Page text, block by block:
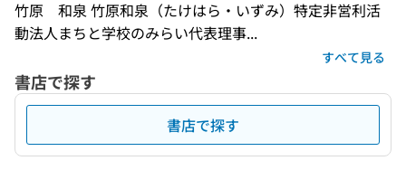
竹原　和泉 竹原和泉（たけはら・いずみ）特定非営利活
動法人まちと学校のみらい代表理事...
すべて見る
書店で探す
書店で探す